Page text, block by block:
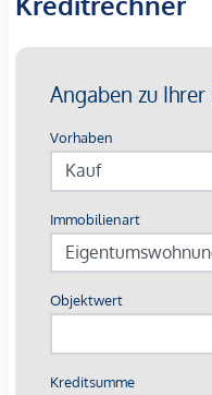
Die Wohnungen sind
vermietet.
von € 36.800,- zzgl. 20 %
Die monatliche
Wir weisen darauf hin,
dem zu vermittelnden
wirtschaftliches